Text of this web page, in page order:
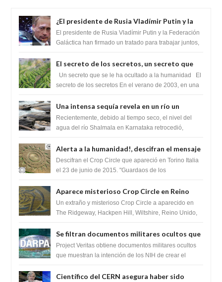
¿El presidente de Rusia Vladímir Putin y la
Federación Galactica han firmado un
tratado para acabar con los Sionistas?
El presidente de Rusia Vladímir Putin y la Federación
Galáctica han firmado un tratado para trabajar juntos,
El secreto de los secretos, un secreto que
cambiaría por completo el destino de la
humanidad
Un secreto que se le ha ocultado a la humanidad El
secreto de los secretos En el verano de 2003, en una
Una intensa sequía revela en un río un
impresionante hallazgo de miles de Shiva
Lingas
Recientemente, debido al tiempo seco, el nivel del
agua del río Shalmala en Karnataka retrocedió,
Alerta a la humanidad!, descifran el mensaje
del Crop Circle de Torino ,Italia
Descifran el Crop Circle que apareció en Torino Italia
el 23 de junio de 2015. "Guardaos de los
Aparece misterioso Crop Circle en Reino
Unido 23 de junio 2016
Un extraño y misterioso Crop Circle a aparecido en
The Ridgeway, Hackpen Hill, Wiltshire, Reino Unido,
Se filtran documentos militares ocultos que
muestran la intención de los NIH de crear el
SARS-CoV-2, utilizando la investigación de
Project Veritas obtiene documentos militares ocultos
que muestran la intención de los NIH de crear el
Científico del CERN asegura haber sido